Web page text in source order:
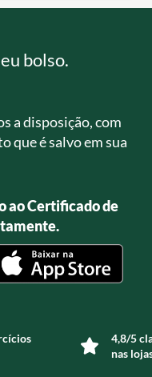
bolso.
a disposição, com
que é salvo em sua
ao Certificado de
4,8/5
nas